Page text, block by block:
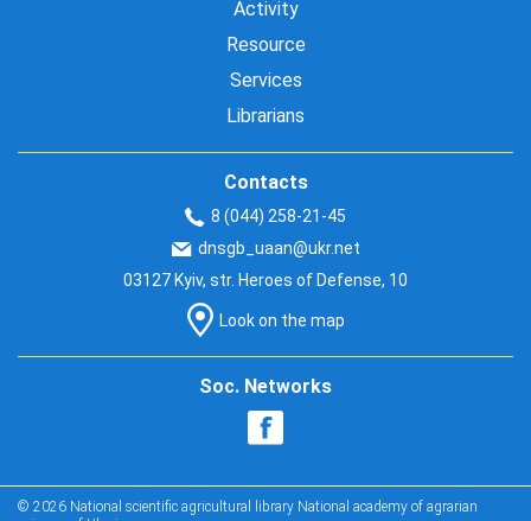
Activity
Resource
Services
Librarians
Contacts
8 (044) 258-21-45
dnsgb_uaan@ukr.net
03127 Kyiv, str. Heroes of Defense, 10
Look on the map
Soc. Networks
© 2026 National scientific agricultural library National academy of agrarian